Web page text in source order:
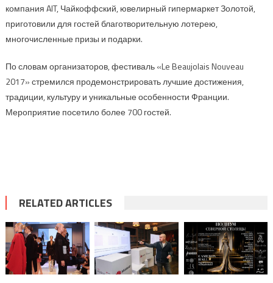
компания AIT, Чайкоффский, ювелирный гипермаркет Золотой,
приготовили для гостей благотворительную лотерею,
многочисленные призы и подарки.
По словам организаторов, фестиваль «Le Beaujolais Nouveau
2017» стремился продемонстрировать лучшие достижения,
традиции, культуру и уникальные особенности Франции.
Мероприятие посетило более 700 гостей.
RELATED ARTICLES